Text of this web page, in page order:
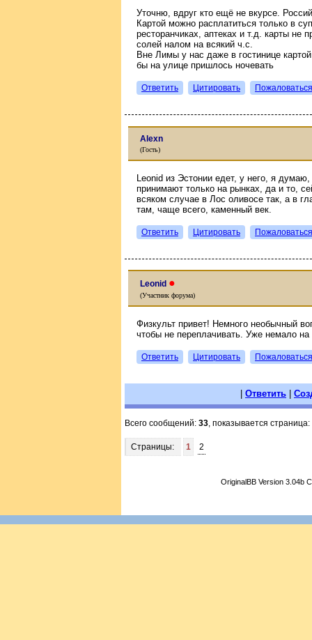
Уточню, вдруг кто ещё не вкурсе.
Картой можно расплатиться только в
ресторанчиках, аптеках и т.д. карты
солей налом на всякий ч.с.
Вне Лимы у нас даже в гостинице
бы на улице пришлось ночевать
Ответить Цитировать Пожаловаться
Alexn
(Гость)
Leonid из Эстонии едет, у него, я
принимают только на рынках, да и то,
всяком случае в Лос оливосе так, а в
там, чаще всего, каменный век.
Ответить Цитировать Пожаловаться
Leonid ●
(Участник форума)
Физкульт привет! Немного необычный
чтобы не переплачивать. Уже немало
Ответить Цитировать Пожаловаться
Ответить
Всего сообщений: 33, показывается страница:
Страницы: 1 2
OriginalBB Version 3.04b